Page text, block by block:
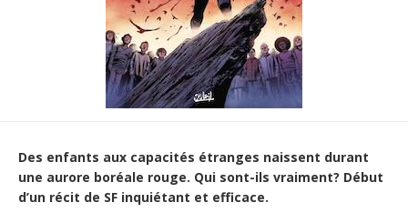
Des enfants aux capacités étranges naissent durant
une aurore boréale rouge. Qui sont-ils vraiment? Début
d’un récit de SF inquiétant et efficace.